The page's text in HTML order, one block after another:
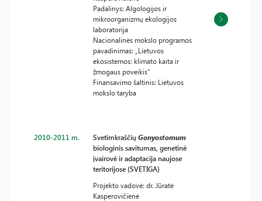
Padalinys: Algologijos ir
mikroorganizmų ekologijos
laboratorija
Nacionalinės mokslo programos
pavadinimas: „Lietuvos
ekosistemos: klimato kaita ir
žmogaus poveikis“
Finansavimo šaltinis: Lietuvos
mokslo taryba
2010-2011 m. SvetimkraščiųGonyostomum
biologinis savitumas, genetinė
įvairovė ir adaptacija naujose
teritorijose (SVETIGA)
Projekto vadovė: dr. Jūratė
Kasperovičienė